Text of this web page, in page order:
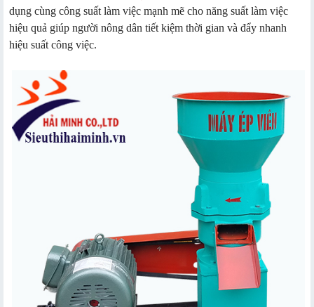
dụng cùng công suất làm việc mạnh mẽ cho năng suất làm việc
hiệu quả giúp người nông dân tiết kiệm thời gian và đẩy nhanh
hiệu suất công việc.